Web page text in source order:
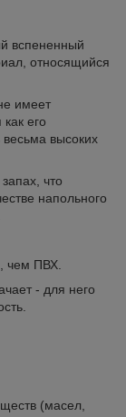
вспененный
относящийся
имеет
его
высоких
что
напольного
чем ПВХ.
- для него
(масел,